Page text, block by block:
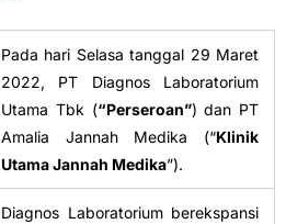
Pada hari Selasa tanggal 29 Maret
2022, PT Diagnos Laboratorium
Utama Tbk (“Perseroan”) dan PT
Amalia Jannah Medika (“Klinik
Utama Jannah Medika”).
Diagnos Laboratorium berekspansi